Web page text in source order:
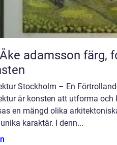
färg, form och berättelser i
Stockholm – En
är konsten att utforma och
en mängd olika
karaktär. I denn...